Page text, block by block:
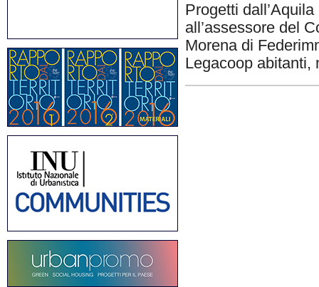
Progetti
all’assessore del
Morena di
Legacoop abitanti,